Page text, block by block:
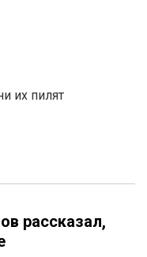
их пилят
рассказал,